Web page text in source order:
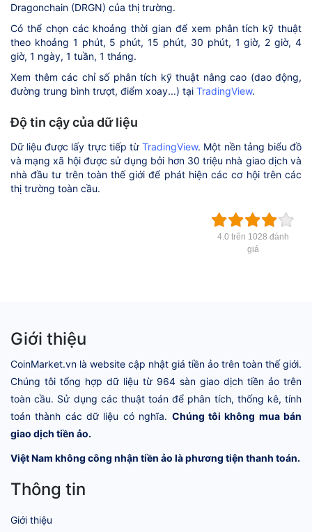
Dragonchain (DRGN) của thị trường.
Có thể chọn các khoảng thời gian để xem phân tích kỹ thuật
theo khoảng 1 phút, 5 phút, 15 phút, 30 phút, 1 giờ, 2 giờ, 4
giờ, 1 ngày, 1 tuần, 1 tháng.
Xem thêm các chỉ số phân tích kỹ thuật nâng cao (dao động,
đường trung bình trượt, điểm xoay...) tại TradingView.
Độ tin cậy của dữ liệu
Dữ liệu được lấy trực tiếp từTradingView. Một nền tảng biểu đồ
và mạng xã hội được sử dụng bởi hơn 30 triệu nhà giao dịch và
nhà đầu tư trên toàn thế giới để phát hiện các cơ hội trên các
thị trường toàn cầu.
4.0 trên 1028 đánh
giá
Giới thiệu
CoinMarket.vn là website cập nhật giá tiền ảo trên toàn thế giới.
Chúng tôi tổng hợp dữ liệu từ 964 sàn giao dịch tiền ảo trên
toàn cầu. Sử dụng các thuật toán để phân tích, thống kê, tính
toán thành các dữ liệu có nghĩa. Chúng tôi không mua bán
giao dịch tiền ảo.
Việt Nam không công nhận tiền ảo là phương tiện thanh toán.
Thông tin
Giới thiệu